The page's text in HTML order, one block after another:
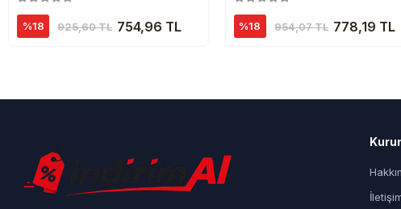
%18 925,60 TL 754,96 TL %18 954,07 TL 778,19 TL